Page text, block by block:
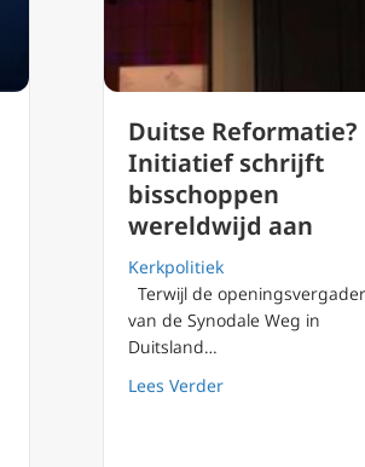
Duitse Reformatie?
Initiatief schrijft
bisschoppen
wereldwijd aan
Kerkpolitiek
Terwijl de
van de Synodale Weg in
Duitsland…
Lees Verderabout Duitse